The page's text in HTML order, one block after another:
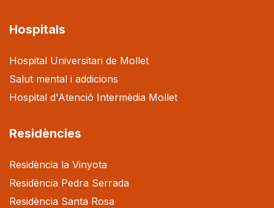
Hospitals
Hospital Universitari de Mollet
Salut mental i addicions
Hospital d'Atenció Intermèdia Mollet
Residències
Residència la Vinyota
Residència Pedra Serrada
Residència Santa Rosa